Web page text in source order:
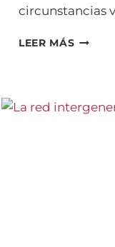
circunstancias
LEER MÁS